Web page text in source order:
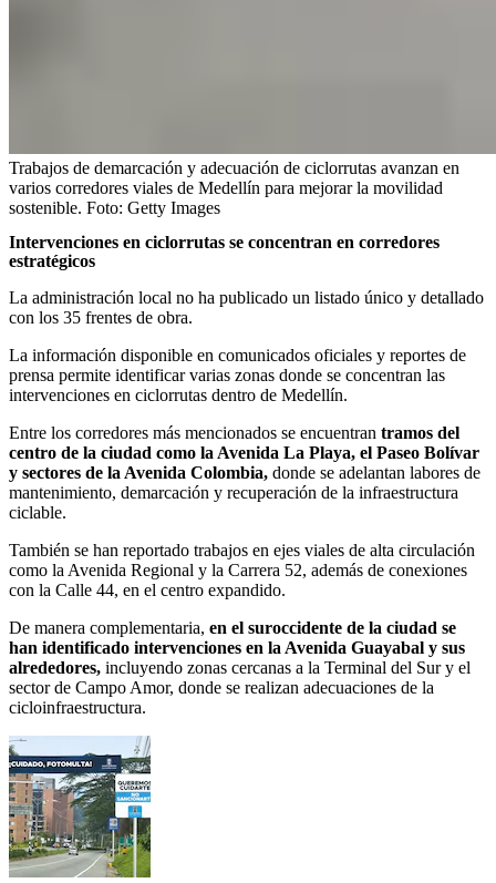
Trabajos de demarcación y adecuación de ciclorrutas avanzan en
varios corredores viales de Medellín para mejorar la movilidad
sostenible. Foto: Getty Images
Intervenciones en ciclorrutas se concentran en corredores
estratégicos
La administración local no ha publicado un listado único y detallado
con los 35 frentes de obra.
La información disponible en comunicados oficiales y reportes de
prensa permite identificar varias zonas donde se concentran las
intervenciones en ciclorrutas dentro de Medellín.
Entre los corredores más mencionados se encuentran tramos del
centro de la ciudad como la Avenida La Playa, el Paseo Bolívar
y sectores de la Avenida Colombia, donde se adelantan labores de
mantenimiento, demarcación y recuperación de la infraestructura
ciclable.
También se han reportado trabajos en ejes viales de alta circulación
como la Avenida Regional y la Carrera 52, además de conexiones
con la Calle 44, en el centro expandido.
De manera complementaria, en el suroccidente de la ciudad se
han identificado intervenciones en la Avenida Guayabal y sus
alrededores, incluyendo zonas cercanas a la Terminal del Sur y el
sector de Campo Amor, donde se realizan adecuaciones de la
cicloinfraestructura.